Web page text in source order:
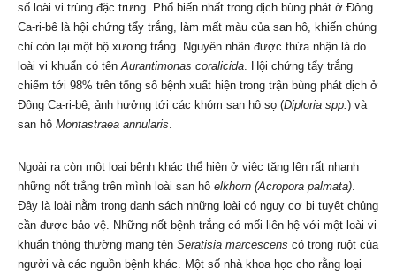
số loài vi trùng đặc trưng. Phổ biến nhất trong dịch bùng phát ở Đông
Ca-ri-bê là hội chứng tẩy trắng, làm mất màu của san hô, khiến chúng
chỉ còn lại một bộ xương trắng. Nguyên nhân được thừa nhận là do
loài vi khuẩn có tênAurantimonas coralicida. Hội chứng tẩy trắng
chiếm tới 98% trên tổng số bệnh xuất hiện trong trận bùng phát dịch ở
Đông Ca-ri-bê, ảnh hưởng tới các khóm san hô sọ (Diploria spp.) và
san hô Montastraea annularis.
Ngoài ra còn một loại bệnh khác thể hiện ở việc tăng lên rất nhanh
những nốt trắng trên mình loài san hô elkhorn (Acropora palmata).
Đây là loài nằm trong danh sách những loài có nguy cơ bị tuyệt chủng
cần được bảo vệ. Những nốt bệnh trắng có mối liên hệ với một loài vi
khuẩn thông thường mang tên Seratisia marcescens có trong ruột của
người và các nguồn bệnh khác. Một số nhà khoa học cho rằng loại